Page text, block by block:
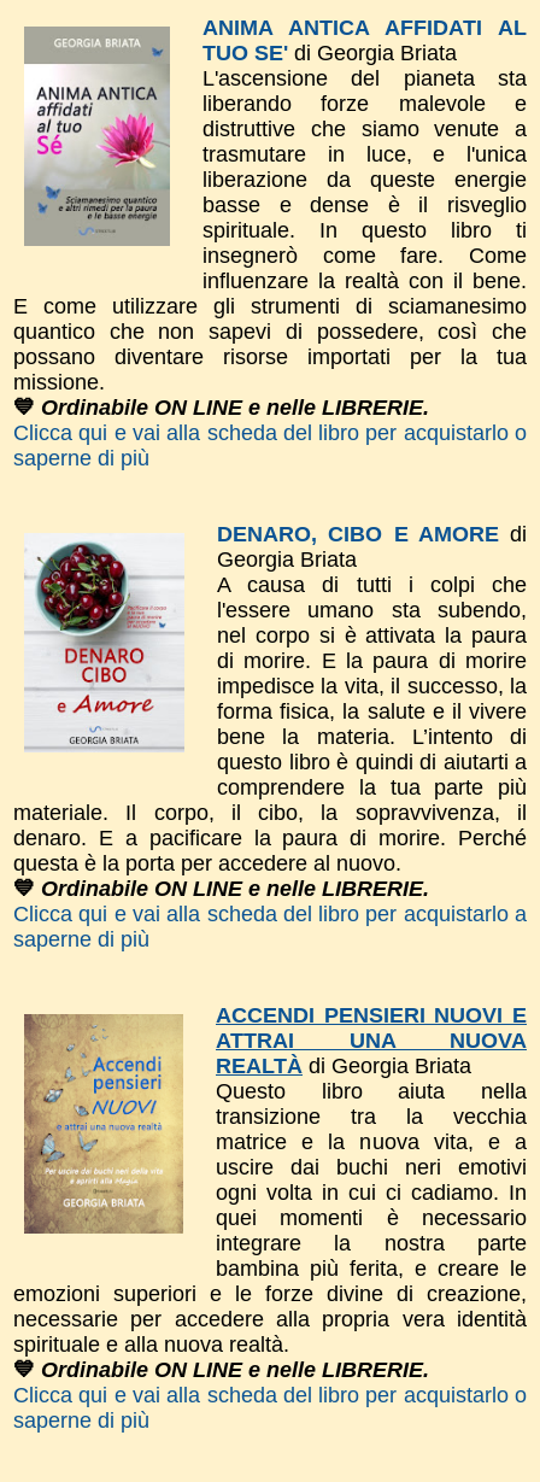
ANIMA ANTICA AFFIDATI AL
TUO SE' di Georgia Briata
L'ascensione del pianeta sta
liberando forze malevole e
distruttive che siamo venute a
trasmutare in luce, e l'unica
liberazione da queste energie
basse e dense è il risveglio
spirituale. In questo libro ti
insegnerò come fare. Come
influenzare la realtà con il bene.
E come utilizzare gli strumenti di sciamanesimo
quantico che non sapevi di possedere, così che
possano diventare risorse importati per la tua
missione.
💙 Ordinabile ON LINE e nelle LIBRERIE.
Clicca qui e vai alla scheda del libro per acquistarlo o
saperne di più
DENARO, CIBO E AMORE di
Georgia Briata
A causa di tutti i colpi che
l'essere umano sta subendo,
nel corpo si è attivata la paura
di morire. E la paura di morire
impedisce la vita, il successo, la
forma fisica, la salute e il vivere
bene la materia. L’intento di
questo libro è quindi di aiutarti a
comprendere la tua parte più
materiale. Il corpo, il cibo, la sopravvivenza, il
denaro. E a pacificare la paura di morire. Perché
questa è la porta per accedere al nuovo.
💙 Ordinabile ON LINE e nelle LIBRERIE.
Clicca qui e vai alla scheda del libro per acquistarlo a
saperne di più
ACCENDI PENSIERI NUOVI E
ATTRAI UNA NUOVA
REALTÀ di Georgia Briata
Questo libro aiuta nella
transizione tra la vecchia
matrice e la nuova vita, e a
uscire dai buchi neri emotivi
ogni volta in cui ci cadiamo. In
quei momenti è necessario
integrare la nostra parte
bambina più ferita, e creare le
emozioni superiori e le forze divine di creazione,
necessarie per accedere alla propria vera identità
spirituale e alla nuova realtà.
💙 Ordinabile ON LINE e nelle LIBRERIE.
Clicca qui e vai alla scheda del libro per acquistarlo o
saperne di più